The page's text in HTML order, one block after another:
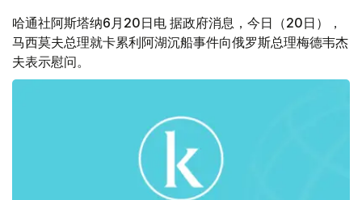
哈通社阿斯塔纳6月20日电 据政府消息，今日（20日），
马西莫夫总理就卡累利阿湖沉船事件向俄罗斯总理梅德韦杰
夫表示慰问。